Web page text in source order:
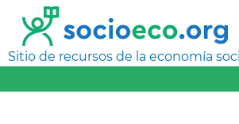
Sitio de recursos de la economía